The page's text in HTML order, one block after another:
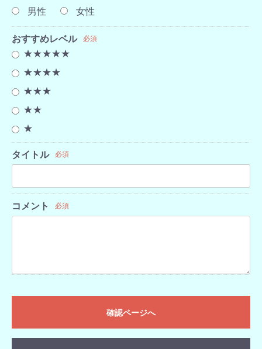
男性
女性
おすすめレベル 必須
★★★★★
★★★★
★★★
★★
★
タイトル 必須
コメント 必須
確認ページへ